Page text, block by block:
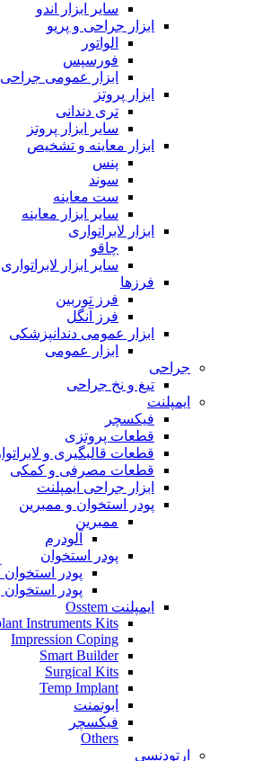
سایر ابزار اندو
ابزار جراحی و پریو
الواتور
فورسپس
ابزار عمومی جراحی
ابزار پروتز
تری دندانی
سایر ابزار پروتز
ابزار معاینه و تشخیص
پنس
سوند
ست معاینه
سایر ابزار معاینه
ابزار لابراتواری
چاقو
سایر ابزار لابراتواری
فرزها
فرز توربین
فرز آنگل
ابزار عمومی دندانپزشکی
ابزار عمومی
جراحی
تیغ و نخ جراحی
ایمپلنت
فیکسچر
قطعات پروتزی
قطعات قالبگیری و
قطعات مصرفی و کمکی
ابزار جراحی ایمپلنت
پودر استخوان و ممبرین
ممبرین
آلودرم
پودر استخوان
پودر
پودر
ایمپلنت Osstem
Instruments Kits
Impression Coping
Smart Builder
Surgical Kits
Temp Implant
ابوتمنت
فیکسچر
Others
ارتودنسی